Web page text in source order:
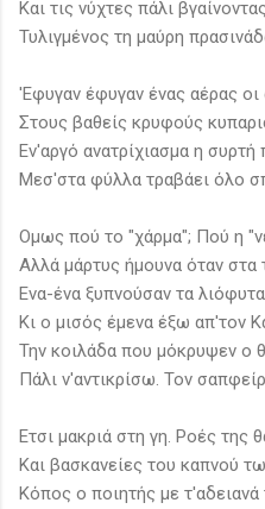
Και τις νύχτες πάλι
Τυλιγμένος τη μαύρη
'Εφυγαν έφυγαν ένας αέρας
Στους βαθείς κρυφούς
Εν'αργό ανατρίχιασμα η
Μεσ'στα φύλλα τραβάει όλο
Ομως πού το "χάρμα"; Πού η
Αλλά μάρτυς ήμουνα όταν στα
Ενα-ένα ξυπνούσαν τα
Kι ο μισός έμενα έξω απ'τον
Την κοιλάδα που μόκρυψεν ο
Πάλι ν'αντικρίσω. Τον
Ετσι μακριά στη γη. Ροές της
Και βασκανείες του καπνού
Κόπος ο ποιητής με τ'αδειανά